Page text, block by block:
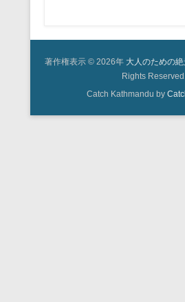
著作権表示 © 2026年 大人のための
Rights Reserved.
Catch Kathmandu by